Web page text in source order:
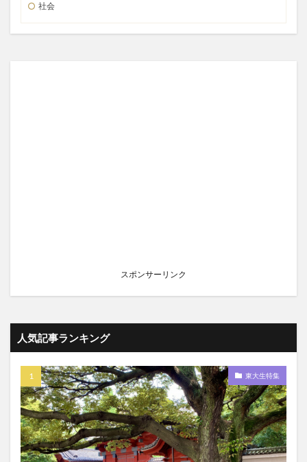
社会
スポンサーリンク
人気記事ランキング
東大生特集